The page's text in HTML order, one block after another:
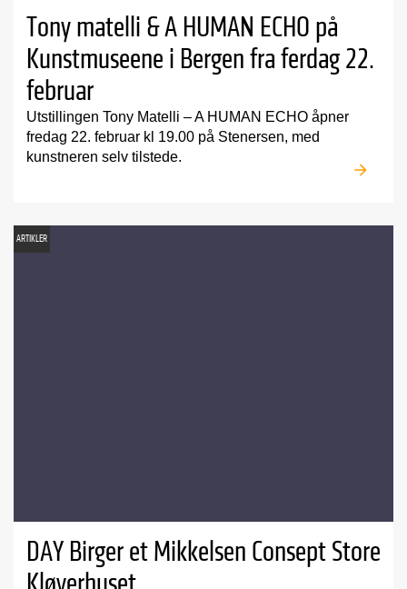
Tony matelli & A HUMAN ECHO på
Kunstmuseene i Bergen fra ferdag 22.
februar
Utstillingen Tony Matelli – A HUMAN ECHO åpner
fredag 22. februar kl 19.00 på Stenersen, med
kunstneren selv tilstede.
ARTIKLER
DAY Birger et Mikkelsen Consept Store